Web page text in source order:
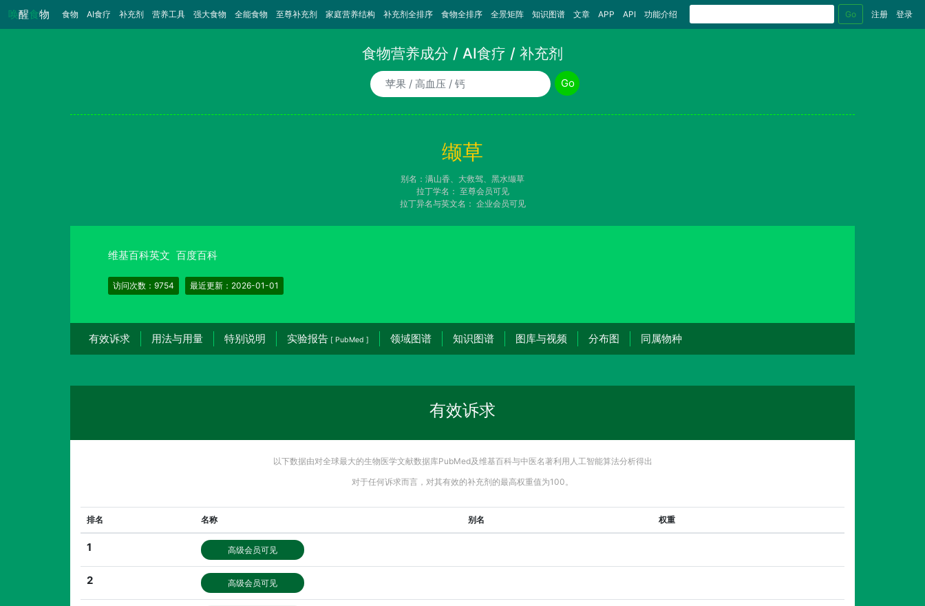
唤醒食物 食物 （当前）
AI食疗 补充剂 营养工具 强大食物 全能食物 至尊补充剂 家庭营养结构 补充剂全排序 食物全排序 全景矩阵 知识图谱 文章 APP API 功能介绍 Go 注册 登录
食物营养成分 / AI食疗 / 补充剂
食物/AI食疗诉求/补充剂名称
Go
缬草
别名：满山香、大救驾、黑水缬草
拉丁学名： 至尊会员可见
拉丁异名与英文名： 企业会员可见
维基百科英文 百度百科
访问次数：9754 最近更新：2026-01-01
有效诉求 用法与用量 特别说明 实验报告 [ PubMed ] 领域图谱 知识图谱 图库与视频 分布图 同属物种
有效诉求
以下数据由对全球最大的生物医学文献数据库PubMed及维基百科与中医名著利用人工智能算法分析得出
对于任何诉求而言，对其有效的补充剂的最高权重值为100。
排名 名称 别名 权重
1 高级会员可见
2 高级会员可见